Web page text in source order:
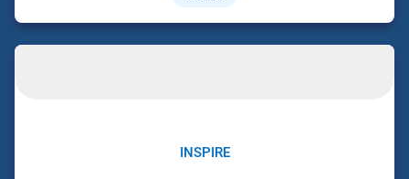
INSPIRE